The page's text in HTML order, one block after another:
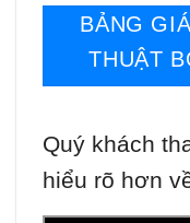
BẢNG
THUẬT
Quý khách
hiểu rõ hơn